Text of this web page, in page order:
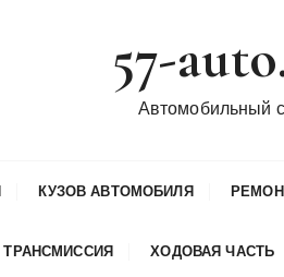
57-
Автомобильный
КУЗОВ АВТОМОБИЛЯ
ТРАНСМИССИЯ ХОДОВАЯ ЧАСТЬ